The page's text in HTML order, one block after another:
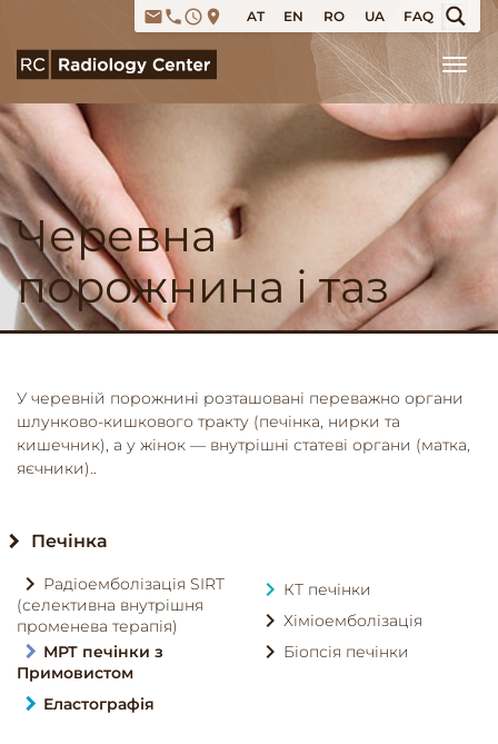
emailphoneaccess_time place AT EN RO UA FAQ
Черевна
порожнина і таз
У черевній порожнині розташовані переважно органи
шлунково-кишкового тракту (печінка, нирки та
кишечник), а у жінок — внутрішні статеві органи (матка,
яєчники)..
Печінка
Радіоемболізація SIRT
(селективна внутрішня
променева терапія)
МРТ печінки з
Примовистом
Еластографія
КТ печінки
Хіміоемболізація
Біопсія печінки